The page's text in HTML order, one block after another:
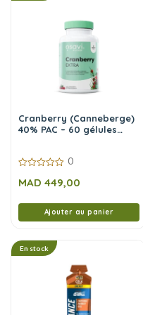
Cranberry (Canneberge)
40% PAC – 60 gélules
sur
0
MAD 449,00
Ajouter au panier
En stock